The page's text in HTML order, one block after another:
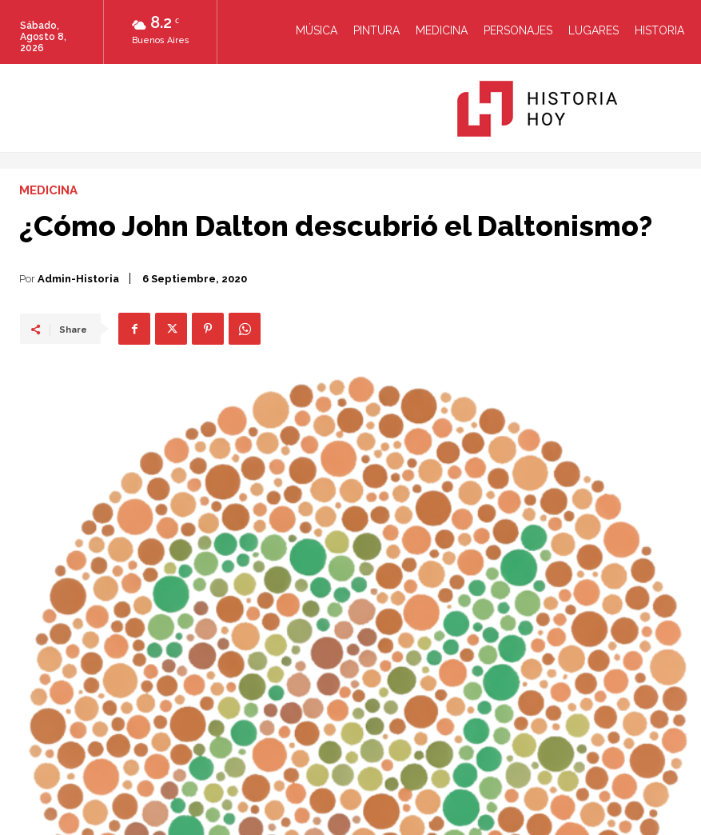
8.2 C
Buenos Aires
Sábado,
Agosto 8,
2026
MÚSICA PINTURA MEDICINA PERSONAJES LUGARES HISTORIA
MEDICINA
¿Cómo John Dalton descubrió el Daltonismo?
Por Admin-Historia 6 Septiembre, 2020
Share